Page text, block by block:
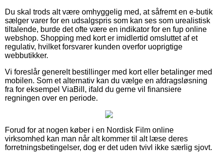
Du skal trods alt være omhyggelig med, at såfremt en e-butik
sælger varer for en udsalgspris som kan ses som urealistisk
tiltalende, burde det ofte være en indikator for en fup online
webshop. Shopping med kort er imidlertid omsluttet af et
regulativ, hvilket forsvarer kunden overfor uoprigtige
webbutikker.
Vi foreslår generelt bestillinger med kort eller betalinger med
mobilen. Som et alternativ kan du vælge en afdragsløsning
fra for eksempel ViaBill, ifald du gerne vil finansiere
regningen over en periode.
Forud for at nogen køber i en Nordisk Film online
virksomhed kan man når alt kommer til alt læse deres
forretningsbetingelser, dog er det uden tvivl ikke særlig sjovt.